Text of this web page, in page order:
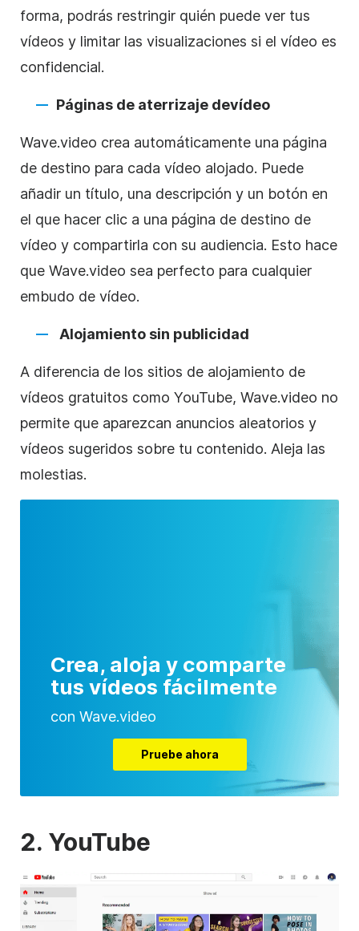
forma, podrás restringir quién puede ver tus
vídeos y limitar las visualizaciones si el vídeo es
confidencial.
Páginas de aterrizaje devídeo
Wave.video crea automáticamente una página
de destino para cada vídeo alojado. Puede
añadir un título, una descripción y un botón en
el que hacer clic a una página de destino de
vídeo y compartirla con su audiencia. Esto hace
que Wave.video sea perfecto para cualquier
embudo de vídeo.
Alojamiento sin publicidad
A diferencia de los sitios de alojamiento de
vídeos gratuitos como YouTube, Wave.video no
permite que aparezcan anuncios aleatorios y
vídeos sugeridos sobre tu contenido. Aleja las
molestias.
Crea, aloja y comparte
tus vídeos fácilmente
con Wave.video
Pruebe ahora
2. YouTube